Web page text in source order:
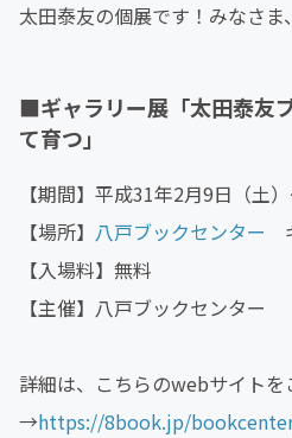
太田泰友の個展です！みなさま
■ギャラリー展「太田泰
て育つ」
【期間】平成31年2月9日（土
【場所】 八戸ブックセンター
【入場料】無料
【主催】八戸ブックセンター
詳細は、こちらのwebサイトを
→https://8book.jp/